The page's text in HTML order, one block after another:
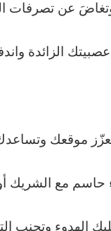
وتغاضَ عن تصرفات
الزائدة
تعزّز موقعك
مع الشريك أو
الهدوء وتجنب